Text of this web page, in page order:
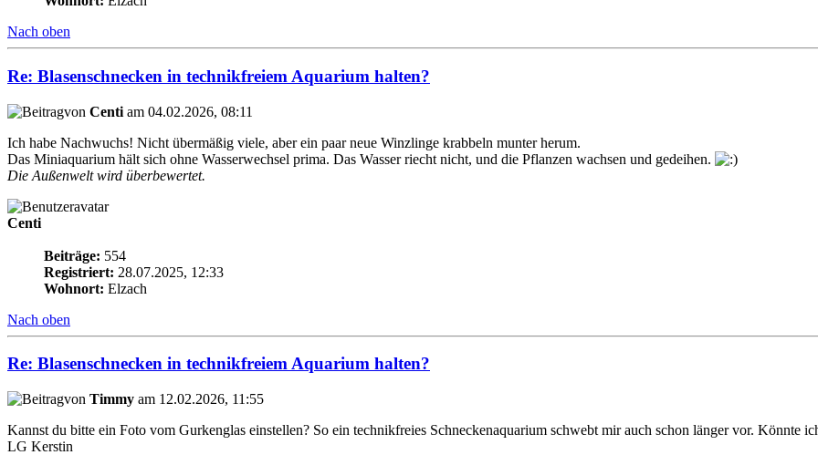
Nach oben
Re: Blasenschnecken in technikfreiem Aquarium halten?
von Centi am 04.02.2026, 08:11
Ich habe Nachwuchs! Nicht übermäßig viele, aber ein paar neue Winzlinge krabbeln munter herum.
Das Miniaquarium hält sich ohne Wasserwechsel prima. Das Wasser riecht nicht, und die Pflanzen wachsen und gedeihen.
Die Außenwelt wird überbewertet.
Centi
Beiträge: 554
Registriert: 28.07.2025, 12:33
Wohnort: Elzach
Nach oben
Re: Blasenschnecken in technikfreiem Aquarium halten?
von Timmy am 12.02.2026, 11:55
Kannst du bitte ein Foto vom Gurkenglas einstellen? So ein technikfreies Schneckenaquarium schwebt mir auch schon länger vor. Könnte
LG Kerstin